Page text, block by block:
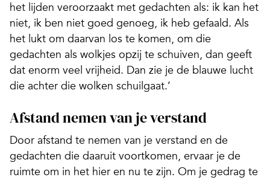
het lijden veroorzaakt met gedachten als: ik kan het
niet, ik ben niet goed genoeg, ik heb gefaald. Als
het lukt om daarvan los te komen, om die
gedachten als wolkjes opzij te schuiven, dan geeft
dat enorm veel vrijheid. Dan zie je de blauwe lucht
die achter die wolken schuilgaat.’
Afstand nemen van je verstand
Door afstand te nemen van je verstand en de
gedachten die daaruit voortkomen, ervaar je de
ruimte om in het hier en nu te zijn. Om je gedrag te